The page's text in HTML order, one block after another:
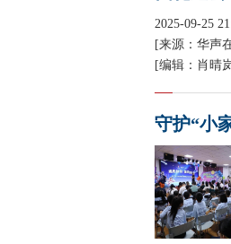
2025-09-25
[来源：华声
[编辑：肖晴
守护“小